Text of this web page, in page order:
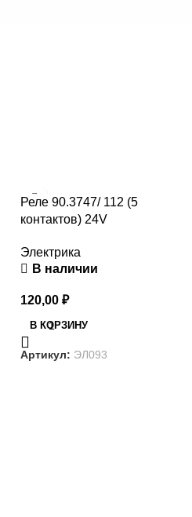
Реле 90.3747/ 112 (5
контактов) 24V
Электрика
В наличии
120,00 ₽
В КОРЗИНУ
Артикул: ЭЛ093